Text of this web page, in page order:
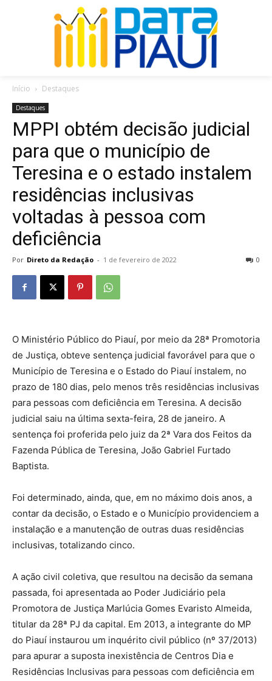
Início Destaques
Destaques
MPPI obtém decisão judicial
para que o município de
Teresina e o estado instalem
residências inclusivas
voltadas à pessoa com
deficiência
Por Direto da Redação - 1 de fevereiro de 2022 0
O Ministério Público do Piauí, por meio da 28ª Promotoria
de Justiça, obteve sentença judicial favorável para que o
Município de Teresina e o Estado do Piauí instalem, no
prazo de 180 dias, pelo menos três residências inclusivas
para pessoas com deficiência em Teresina. A decisão
judicial saiu na última sexta-feira, 28 de janeiro. A
sentença foi proferida pelo juiz da 2ª Vara dos Feitos da
Fazenda Pública de Teresina, João Gabriel Furtado
Baptista.
Foi determinado, ainda, que, em no máximo dois anos, a
contar da decisão, o Estado e o Município providenciem a
instalação e a manutenção de outras duas residências
inclusivas, totalizando cinco.
A ação civil coletiva, que resultou na decisão da semana
passada, foi apresentada ao Poder Judiciário pela
Promotora de Justiça Marlúcia Gomes Evaristo Almeida,
titular da 28ª PJ da capital. Em 2013, a integrante do MP
do Piauí instaurou um inquérito civil público (nº 37/2013)
para apurar a suposta inexistência de Centros Dia e
Residências Inclusivas para pessoas com deficiência em